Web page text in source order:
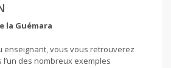
la Guémara
enseignant, vous vous retrouverez
des nombreux exemples